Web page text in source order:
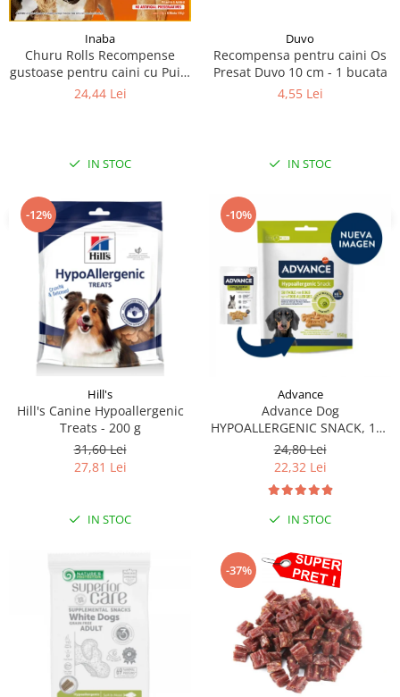
Inaba
Churu Rolls Recompense
gustoase pentru caini cu Pui 8
x 12 g
24,44 Lei
IN STOC
Duvo
Recompensa pentru caini Os
Presat Duvo 10 cm - 1 bucata
4,55 Lei
IN STOC
-12%
Hill's
Hill's Canine Hypoallergenic
Treats - 200 g
31,60 Lei
27,81 Lei
IN STOC
-10%
Advance
Advance Dog
HYPOALLERGENIC SNACK, 150
g
24,80 Lei
22,32 Lei
IN STOC
-37%